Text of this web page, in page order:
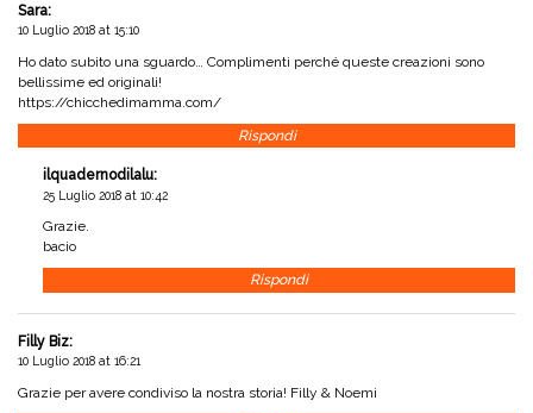
Sara:
10 Luglio 2018 at 15:10
Ho dato subito una sguardo… Complimenti perché queste creazioni sono
bellissime ed originali!
https://chicchedimamma.com/
Rispondi
ilquadernodilalu:
25 Luglio 2018 at 10:42
Grazie.
bacio
Rispondi
Filly Biz:
10 Luglio 2018 at 16:21
Grazie per avere condiviso la nostra storia! Filly & Noemi